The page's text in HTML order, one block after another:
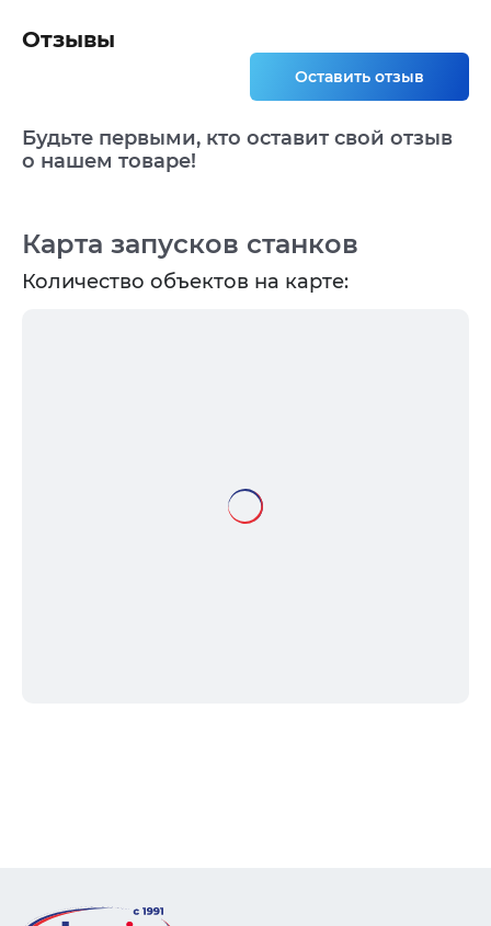
Карта запусков станков
Количество объектов на карте:
Отзывы
Оставить отзыв
Будьте первыми, кто оставит свой отзыв
о нашем товаре!